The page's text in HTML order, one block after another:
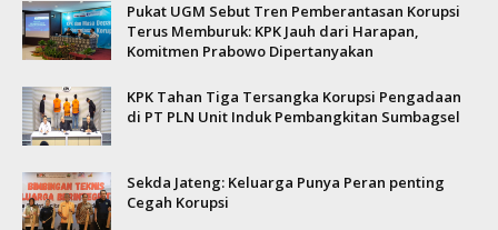
Pukat UGM Sebut Tren Pemberantasan Korupsi
Terus Memburuk: KPK Jauh dari Harapan,
Komitmen Prabowo Dipertanyakan
KPK Tahan Tiga Tersangka Korupsi Pengadaan
di PT PLN Unit Induk Pembangkitan Sumbagsel
Sekda Jateng: Keluarga Punya Peran penting
Cegah Korupsi